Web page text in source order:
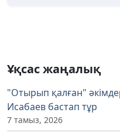
Ұқсас жаңалық
"Отырып қалған"
Исабаев бастап тұр
7 тамыз, 2026